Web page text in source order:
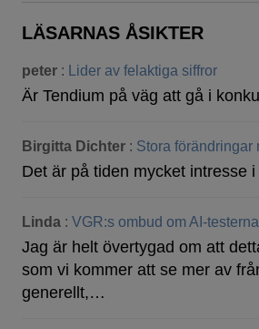
LÄSARNAS ÅSIKTER
peter : Lider av felaktiga siffror
Är Tendium på väg att gå i
Birgitta Dichter : Stora förändringar
Det är på tiden mycket intresse
Linda : VGR:s ombud om AI-testerna
Jag är helt övertygad om att
som vi kommer att se mer av
generellt,…